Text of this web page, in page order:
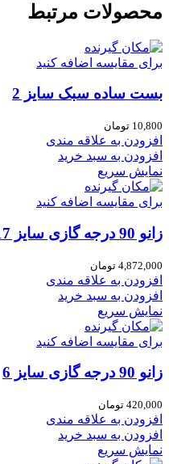
محصولات مرتبط
برای مقایسه اضافه کنید
بست ساده سبک سایز 2
10,800 تومان
افزودن به علاقه مندی
افزودن به سبد خرید
نمایش سریع
برای مقایسه اضافه کنید
زانو 90 درجه گازی سایز 17
4,872,000 تومان
افزودن به علاقه مندی
افزودن به سبد خرید
نمایش سریع
برای مقایسه اضافه کنید
زانو 90 درجه گازی سایز 6
420,000 تومان
افزودن به علاقه مندی
افزودن به سبد خرید
نمایش سریع